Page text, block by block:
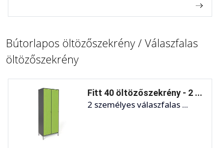
Bútorlapos öltözőszekrény / Válaszfalas
öltözőszekrény
Fitt 40 öltözőszekrény - 2 ...
2 személyes válaszfalas ...